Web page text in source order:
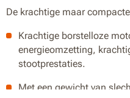
De krachtige maar
Krachtige borstelloze
energieomzetting,
stootprestaties.
Met een gewicht van